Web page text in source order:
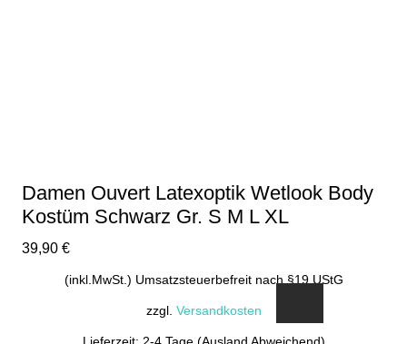
Damen Ouvert Latexoptik Wetlook Body
Kostüm Schwarz Gr. S M L XL
39,90 €
(inkl.MwSt.) Umsatzsteuerbefreit nach §19 UStG
zzgl. Versandkosten